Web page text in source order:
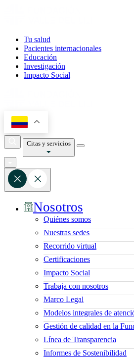
Tu salud
Pacientes internacionales
Educación
Investigación
Impacto Social
Citas y servicios
Nosotros
Quiénes somos
Nuestras sedes
Recorrido virtual
Certificaciones
Impacto Social
Trabaja con nosotros
Marco Legal
Modelos integrales de
Gestión de calidad en la
Línea de Transparencia
Informes de Sostenibilidad